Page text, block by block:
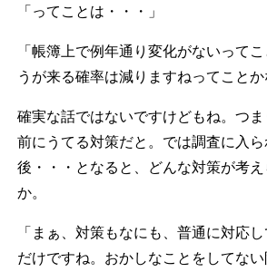
「ってことは・・・」
「帳簿上で例年通り変化がないって
うが来る確率は減りますねってことか
確実な話ではないですけどもね。つ
前にうてる対策だと。では調査に入
後・・・となると、どんな対策が考え
か。
「まぁ、対策もなにも、普通に対応
だけですね。おかしなことをしてな